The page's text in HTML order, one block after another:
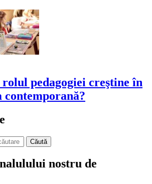
rolul pedagogiei creştine în
contemporană?
Căută
nostru de